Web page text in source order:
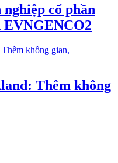
cổ phần
EVNGENCO2
Thêm không